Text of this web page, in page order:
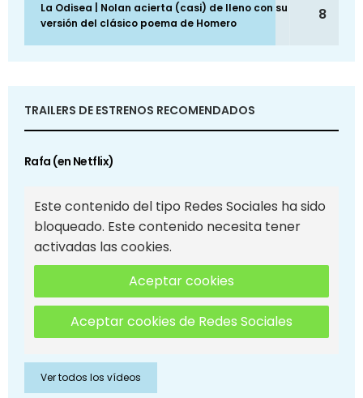
La Odisea | Nolan acierta (casi) de lleno con su
versión del clásico poema de Homero
8
TRAILERS DE ESTRENOS RECOMENDADOS
Rafa (en Netflix)
Este contenido del tipo Redes Sociales ha sido
bloqueado. Este contenido necesita tener
activadas las cookies.
Aceptar cookies
Aceptar cookies de Redes Sociales
Ver todos los vídeos